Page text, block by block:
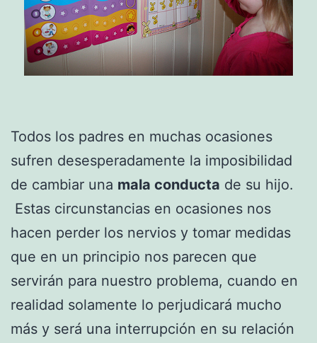
Todos los padres en muchas ocasiones
sufren desesperadamente la imposibilidad
de cambiar una mala conducta de su hijo.
Estas circunstancias en ocasiones nos
hacen perder los nervios y tomar medidas
que en un principio nos parecen que
servirán para nuestro problema, cuando en
realidad solamente lo perjudicará mucho
más y será una interrupción en su relación